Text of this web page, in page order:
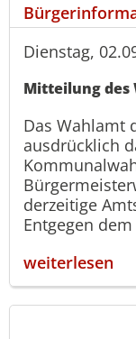
Dienstag,
Mitteilung des
Das Wahlamt
ausdrücklich
derzeitige
Entgegen
weiterlesen